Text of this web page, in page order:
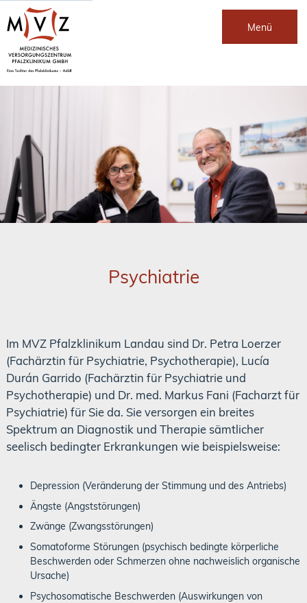
Menü
Psychiatrie
Im MVZ Pfalzklinikum Landau sind Dr. Petra Loerzer
(Fachärztin für Psychiatrie, Psychotherapie), Lucía
Durán Garrido (Fachärztin für Psychiatrie und
Psychotherapie) und Dr. med. Markus Fani (Facharzt für
Psychiatrie) für Sie da. Sie versorgen ein breites
Spektrum an Diagnostik und Therapie sämtlicher
seelisch bedingter Erkrankungen wie beispielsweise:
Depression (Veränderung der Stimmung und des Antriebs)
Ängste (Angststörungen)
Zwänge (Zwangsstörungen)
Somatoforme Störungen (psychisch bedingte körperliche
Beschwerden oder Schmerzen ohne nachweislich organische
Ursache)
Psychosomatische Beschwerden (Auswirkungen von